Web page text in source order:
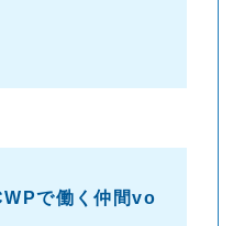
で働く仲間vo